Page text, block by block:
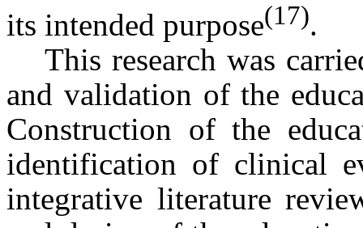
its intended purpose(17).
This research was
and validation of the
Construction of the
identification of clinical
integrative literature